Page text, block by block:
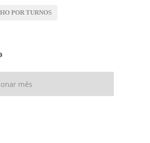
POR TURNOS